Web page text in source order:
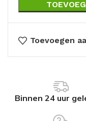
Toevoegen
Binnen 24 uur